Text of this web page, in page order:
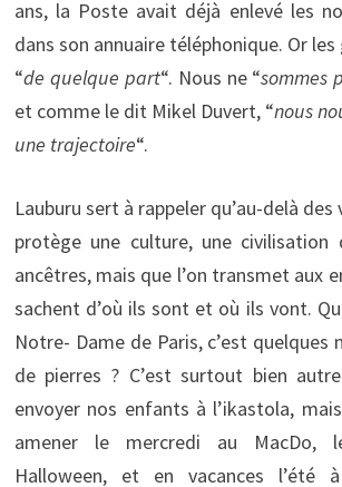
ans, la Poste avait déjà enlevé les
dans son annuaire téléphonique. Or
“de quelque part“. Nous ne “sommes
et comme le dit Mikel Duvert, “nous
une trajectoire“.
Lauburu sert à rappeler qu’au-delà des
protège une culture, une
ancêtres, mais que l’on transmet aux
sachent d’où ils sont et où ils vont.
Notre- Dame de Paris, c’est quelques
de pierres ? C’est surtout bien
envoyer nos enfants à l’ikastola,
amener le mercredi au MacDo,
Halloween, et en vacances l’été